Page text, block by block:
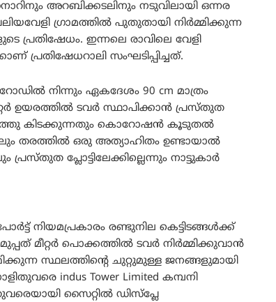
അറബിക്കടലിനും നടുവിലായി ഒന്നര
ഗ്രാമത്തിൽ പുതുതായി നിർമ്മിക്കുന്ന
ഇന്നലെ രാവിലെ വേളി
പ്രതിഷേധറാലി സംഘടിപ്പിച്ചത്.
നിന്നും ഏകദേശം 90 cm മാത്രം
ഉയരത്തിൽ ടവർ സ്ഥാപിക്കാൻ പ്രസ്തുത
കിടക്കുന്നതും കൊറോഷൻ കൂടുതൽ
തരത്തിൽ ഒരു അത്യാഹിതം ഉണ്ടായാൽ
പ്ലോട്ടിലേക്കില്ലെന്നും നാട്ടുകാർ
നിയമപ്രകാരം രണ്ടുനില കെട്ടിടങ്ങൾക്ക്
മീറ്റർ പൊക്കത്തിൽ ടവർ നിർമ്മിക്കുവാൻ
സ്ഥലത്തിന്റെ ചുറ്റുമുള്ള ജനങ്ങളുമായി
indus Tower Limited കമ്പനി
സൈറ്റിൽ ഡിസ്പ്ലേ